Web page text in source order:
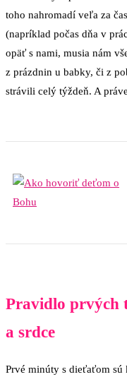
toho nahromadí veľa za
(napríklad počas dňa v
opäť s nami, musia nám
z prázdnin u babky, či z
strávili celý týždeň. A
Pravidlo prvých
a srdce
Prvé minúty s dieťaťom sú